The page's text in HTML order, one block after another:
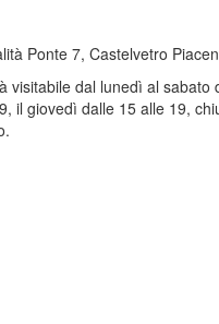
Ponte 7, Castelvetro
visitabile dal lunedì al sabato
il giovedì dalle 15 alle 19,